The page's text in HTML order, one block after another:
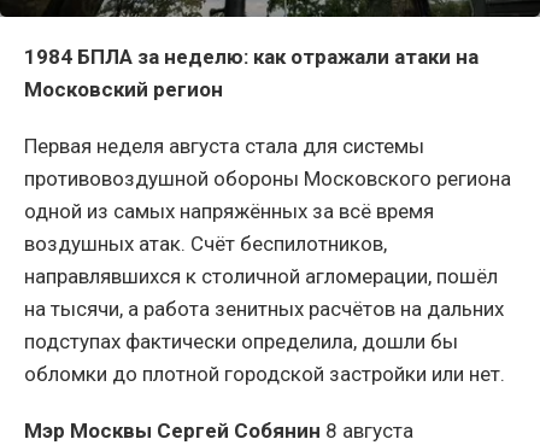
1984 БПЛА за неделю: как отражали атаки на
Московский регион
Первая неделя августа стала для системы
противовоздушной обороны Московского региона
одной из самых напряжённых за всё время
воздушных атак. Счёт беспилотников,
направлявшихся к столичной агломерации, пошёл
на тысячи, а работа зенитных расчётов на дальних
подступах фактически определила, дошли бы
обломки до плотной городской застройки или нет.
Мэр Москвы Сергей Собянин 8 августа